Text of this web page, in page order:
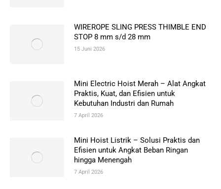
WIREROPE SLING PRESS THIMBLE END
STOP 8 mm s/d 28 mm
15 Juni 2026
Mini Electric Hoist Merah – Alat Angkat
Praktis, Kuat, dan Efisien untuk
Kebutuhan Industri dan Rumah
7 April 2026
Mini Hoist Listrik – Solusi Praktis dan
Efisien untuk Angkat Beban Ringan
hingga Menengah
7 April 2026